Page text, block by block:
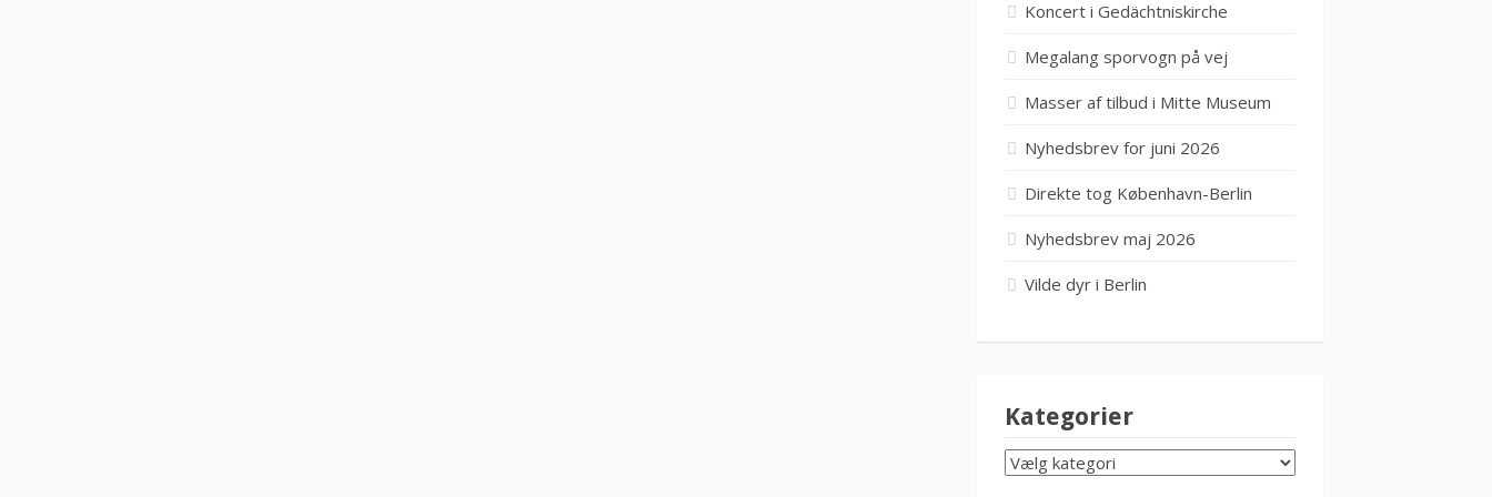
Koncert i Gedächtniskirche
Megalang sporvogn på vej
Masser af tilbud i Mitte Museum
Nyhedsbrev for juni 2026
Direkte tog København-Berlin
Nyhedsbrev maj 2026
Vilde dyr i Berlin
Kategorier
KATEGORIER